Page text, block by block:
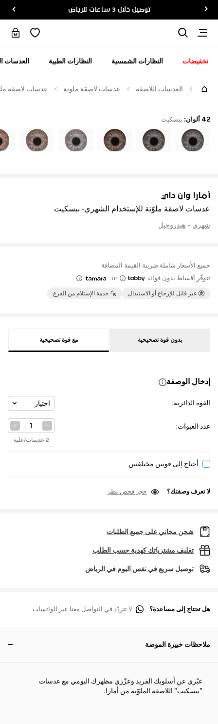
توصيل خلال 3 ساعات للرياض
تخفيضات النظارات الشمسية النظارات الطبية العدسات
العدسات اللاصقة عدسات لاصقة ملونة عدسات لاصقة
أمارا وان داي
عدسات لاصقة ملوّنة للإستخدام الشهري - بيسكيت
شهري - هيدروجيل
جميع الأسعار شاملة ضريبة القيمة المضافة
تتوفّر أقساط بدون فوائد
or
غير قابل للإرجاع أو الاستبدال خدمة الإستلام من الفرع
42 ألوان : بيسكيت
بدون قوة تصحيحية مع قوة تصحيحية
إدخال الوصفة
القوة الدائرية: اختيار
عدد العبوات:
2 عدسات/علبة
أحتاج إلى قوتين مختلفتين
لا تعرف وصفتك؟ حجز فحص نظر
شحن مجاني على جميع الطلبات
تغليف مشترياتك كهدية حسب الطلب
توصيل سريع في نفس اليوم في الرياض
هل تحتاج إلى مساعدة؟ لا تتردّد في التواصل معنا عبر الواتساب
ملاحظات خبيرة الموضة
عبّري عن أسلوبك الفريد وعزّزي مظهرك اليومي مع عدسات
"بيسكيت" اللاصقة الملوّنة من أمارا.